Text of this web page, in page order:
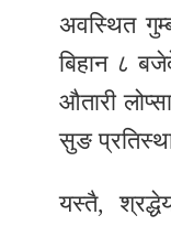
अवस्थित
बिहान ८
औतारी
सुङ
यस्तै,